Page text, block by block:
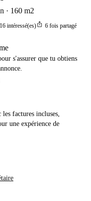
160 m2
16 intéressé(es)ios_share 6 fois partagé
s'assurer que tu obtiens
factures incluses,
une expérience de